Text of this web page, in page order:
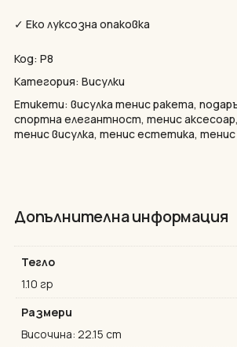
✓ Еко луксозна опаковка
Код: P8
Категория: Висулки
Етикети: висулка тенис ракета,
спортна елегантност, тенис аксесоар,
тенис висулка, тенис естетика,
Допълнителна информация
Тегло
1.10 гр
Размери
Височина: 22.15 cm